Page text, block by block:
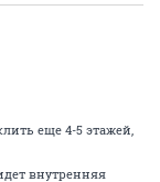
еще 4-5 этажей,
внутренняя